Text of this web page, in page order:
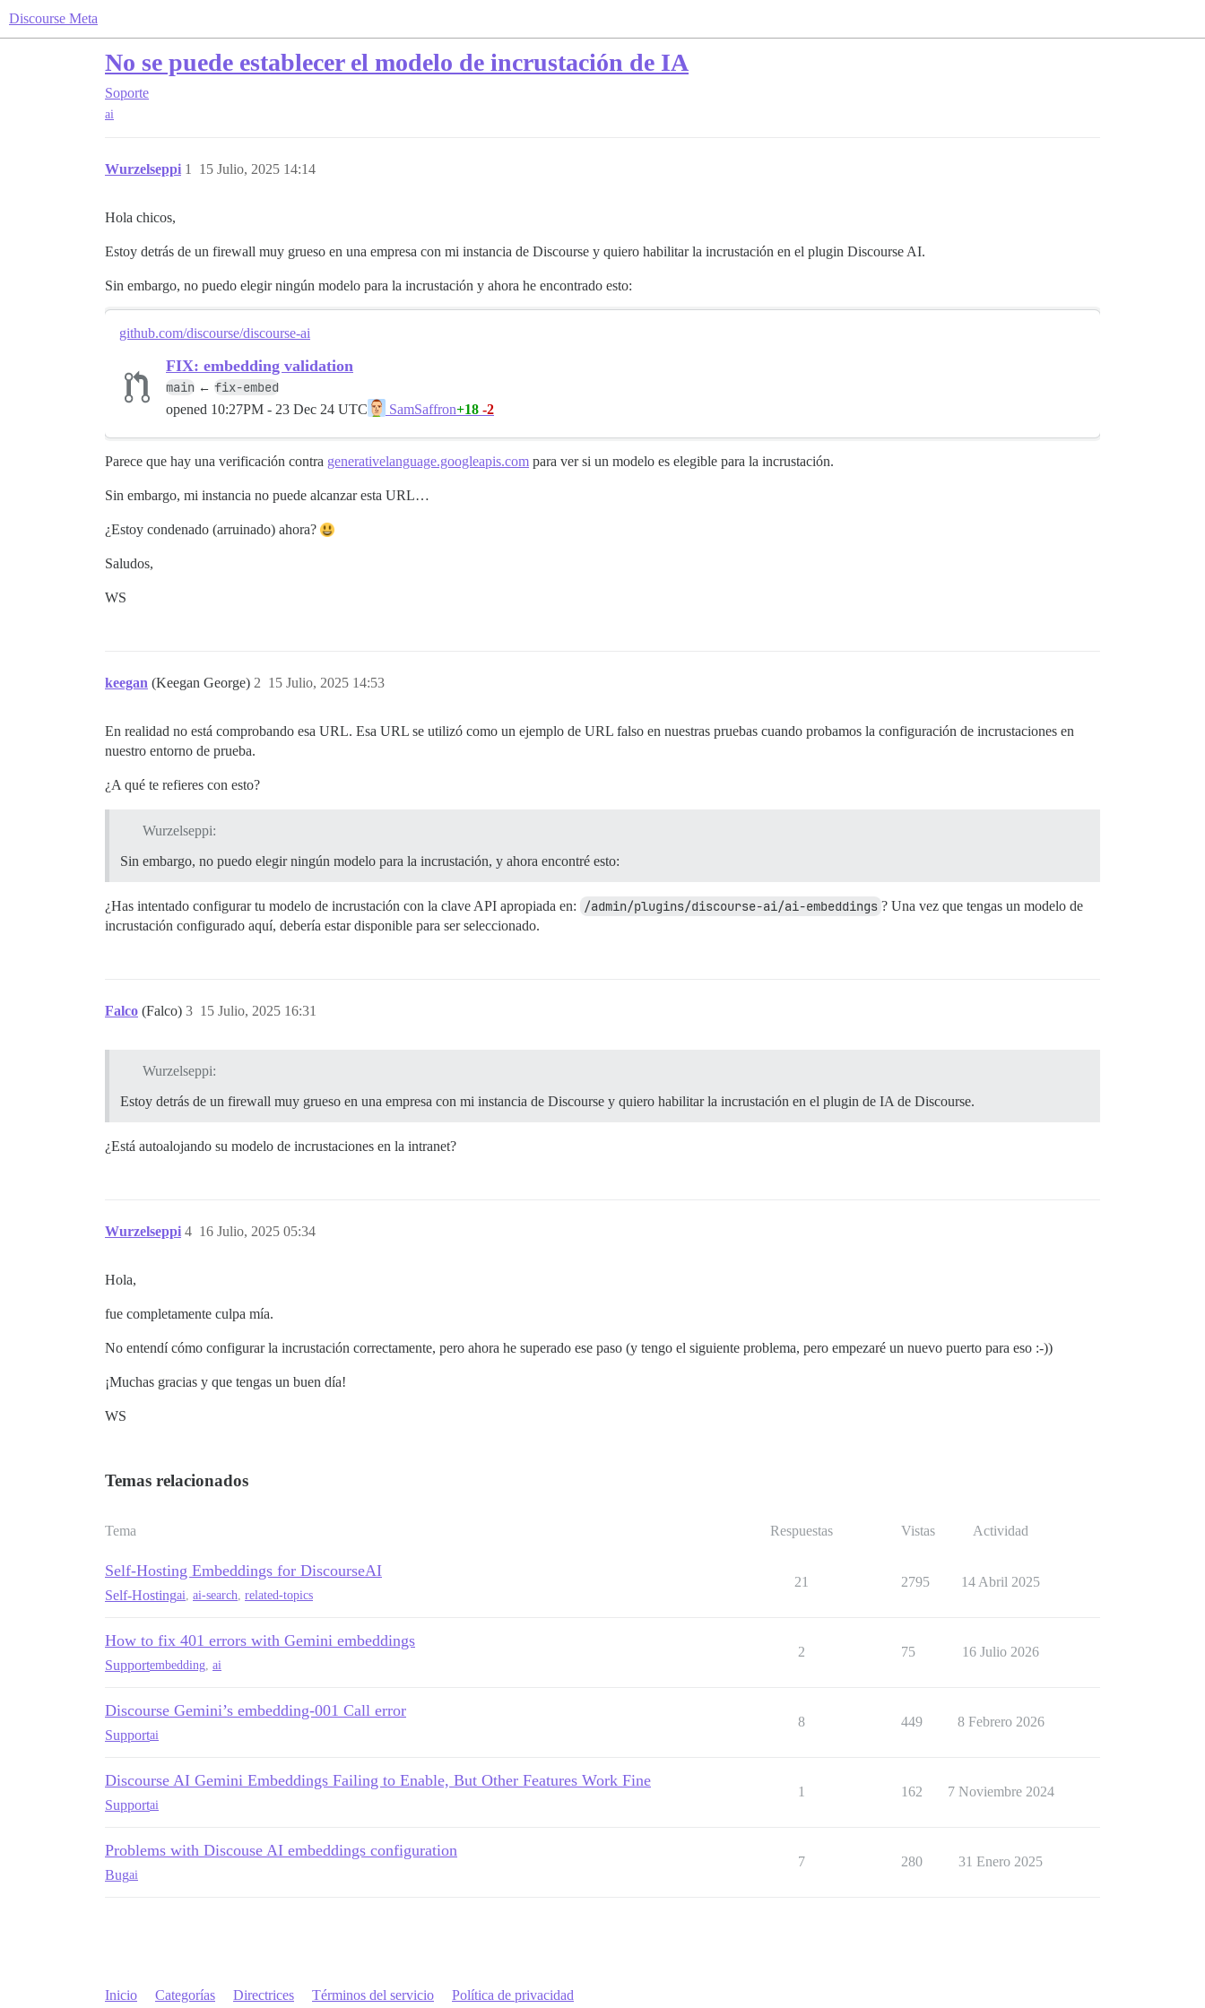
Discourse Meta
No se puede establecer el modelo de incrustación de IA
Soporte
ai
Wurzelseppi 15 Julio, 2025 14:14
1
Hola chicos,
Estoy detrás de un firewall muy grueso en una empresa con mi instancia de Discourse y quiero habilitar la incrustación en el plugin Discourse AI.
Sin embargo, no puedo elegir ningún modelo para la incrustación y ahora he encontrado esto:
github.com/discourse/discourse-ai
FIX: embedding validation
main ← fix-embed
opened 10:27PM - 23 Dec 24 UTC SamSaffron+18 -2
Parece que hay una verificación contra generativelanguage.googleapis.com para ver si un modelo es elegible para la incrustación.
Sin embargo, mi instancia no puede alcanzar esta URL…
¿Estoy condenado (arruinado) ahora?
Saludos,
WS
keegan (Keegan George) 15 Julio, 2025 14:53
2
En realidad no está comprobando esa URL. Esa URL se utilizó como un ejemplo de URL falso en nuestras pruebas cuando probamos la configuración de incrustaciones en
nuestro entorno de prueba.
¿A qué te refieres con esto?
Wurzelseppi:
Sin embargo, no puedo elegir ningún modelo para la incrustación, y ahora encontré esto:
¿Has intentado configurar tu modelo de incrustación con la clave API apropiada en: /admin/plugins/discourse-ai/ai-embeddings ? Una vez que tengas un modelo de
incrustación configurado aquí, debería estar disponible para ser seleccionado.
Falco (Falco) 15 Julio, 2025 16:31
3
Wurzelseppi:
Estoy detrás de un firewall muy grueso en una empresa con mi instancia de Discourse y quiero habilitar la incrustación en el plugin de IA de Discourse.
¿Está autoalojando su modelo de incrustaciones en la intranet?
Wurzelseppi 16 Julio, 2025 05:34
4
Hola,
fue completamente culpa mía.
No entendí cómo configurar la incrustación correctamente, pero ahora he superado ese paso (y tengo el siguiente problema, pero empezaré un nuevo puerto para eso :-))
¡Muchas gracias y que tengas un buen día!
WS
Temas relacionados
Tema Respuestas Vistas Actividad
Self-Hosting Embeddings for DiscourseAI
Self-Hostingai, ai-search, related-topics
21 2795 14 Abril 2025
How to fix 401 errors with Gemini embeddings
Supportembedding, ai
2 75 16 Julio 2026
Discourse Gemini’s embedding-001 Call error
Supportai
8 449 8 Febrero 2026
Discourse AI Gemini Embeddings Failing to Enable, But Other Features Work Fine
Supportai
1 162 7 Noviembre 2024
Problems with Discouse AI embeddings configuration
Bugai
7 280 31 Enero 2025
Inicio Categorías Directrices Términos del servicio Política de privacidad